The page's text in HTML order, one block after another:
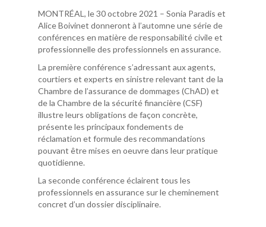
MONTRÉAL, le 30 octobre 2021 – Sonia Paradis et
Alice Boivinet donneront à l’automne une série de
conférences en matière de responsabilité civile et
professionnelle des professionnels en assurance.
La première conférence s’adressant aux agents,
courtiers et experts en sinistre relevant tant de la
Chambre de l’assurance de dommages (ChAD) et
de la Chambre de la sécurité financière (CSF)
illustre leurs obligations de façon concrète,
présente les principaux fondements de
réclamation et formule des recommandations
pouvant être mises en oeuvre dans leur pratique
quotidienne.
La seconde conférence éclairent tous les
professionnels en assurance sur le cheminement
concret d’un dossier disciplinaire.